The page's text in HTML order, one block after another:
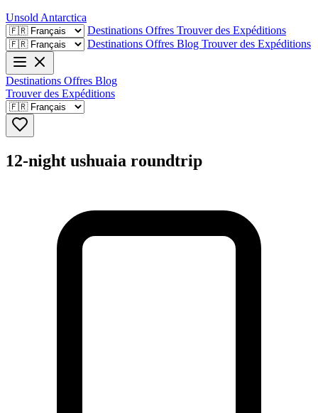
Unsold Antarctica
Destinations Offres Trouver des Expéditions
Destinations Offres Blog Trouver des Expéditions
Destinations Offres Blog
Trouver des Expéditions
12-night ushuaia roundtrip